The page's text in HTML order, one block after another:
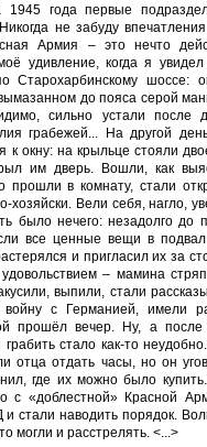
1945 года первые
не забуду
Армия – это нечто
удивление, когда я
Старохарбинскому шоссе:
до пояса серой
сильно устали после
грабежей... На другой
к окну: на крыльце стояли
им дверь. Вошли, как
прошли в комнату, стали
хозяйски. Вели себя, нагло,
было нечего: незадолго до
все ценные вещи в
и пригласил их за
– мамина
выпили, стали
с Германией, имели
прошёл вечер. Ну, а после
стало как-то
отца отдать часы, но он
где их можно было
с «доблестной» Красной
стали наводить порядок.
могли и расстрелять. <...>